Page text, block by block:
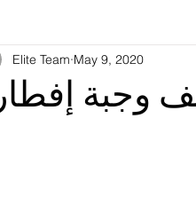
رامي العطار يقدم ٣٠ ألف وجبة إفطار
Elite Team May 9, 2020